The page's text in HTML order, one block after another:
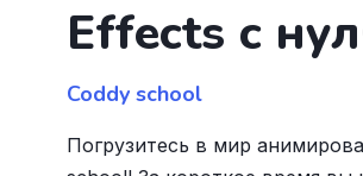
Effects с
Coddy school
Погрузитесь в мир